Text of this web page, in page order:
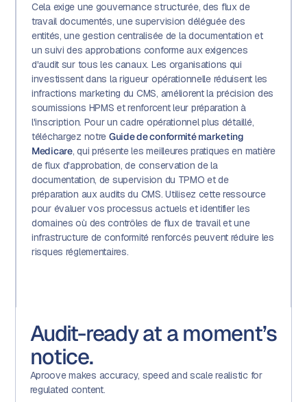
Cela exige une gouvernance structurée, des flux de
travail documentés, une supervision déléguée des
entités, une gestion centralisée de la documentation et
un suivi des approbations conforme aux exigences
d'audit sur tous les canaux. Les organisations qui
investissent dans la rigueur opérationnelle réduisent les
infractions marketing du CMS, améliorent la précision des
soumissions HPMS et renforcent leur préparation à
l'inscription. Pour un cadre opérationnel plus détaillé,
téléchargez notre Guide de conformité marketing
Medicare, qui présente les meilleures pratiques en matière
de flux d'approbation, de conservation de la
documentation, de supervision du TPMO et de
préparation aux audits du CMS. Utilisez cette ressource
pour évaluer vos processus actuels et identifier les
domaines où des contrôles de flux de travail et une
infrastructure de conformité renforcés peuvent réduire les
risques réglementaires.
Audit-ready at a moment’s
notice.
Aproove makes accuracy, speed and scale realistic for
regulated content.